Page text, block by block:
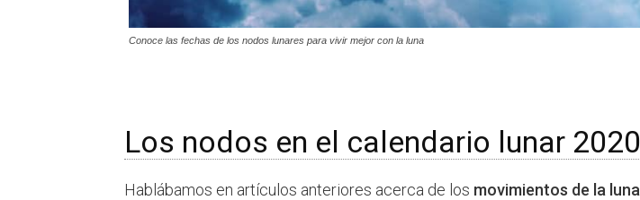
Conoce las fechas de los nodos lunares para vivir mejor con la luna
Los nodos en el calendario lunar 2020
Hablábamos en artículos anteriores acerca de los movimientos de la luna